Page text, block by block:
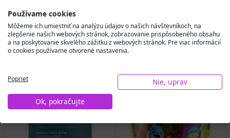
Vybrali sme pre vás
Používame cookies
Môžeme ich umiestniť na analýzu údajov o našich návštevníkoch, na
zlepšenie našich webových stránok, zobrazovanie prispôsobeného obsahu
a na poskytovanie skvelého zážitku z webových stránok. Pre viac informácií
o cookies používame otvorené nastavenia.
Poprieť
Nie, uprav
Ok, pokračujte